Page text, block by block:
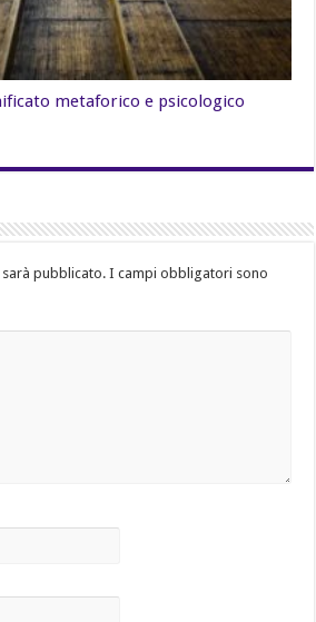
metaforico e psicologico
pubblicato. I campi obbligatori sono